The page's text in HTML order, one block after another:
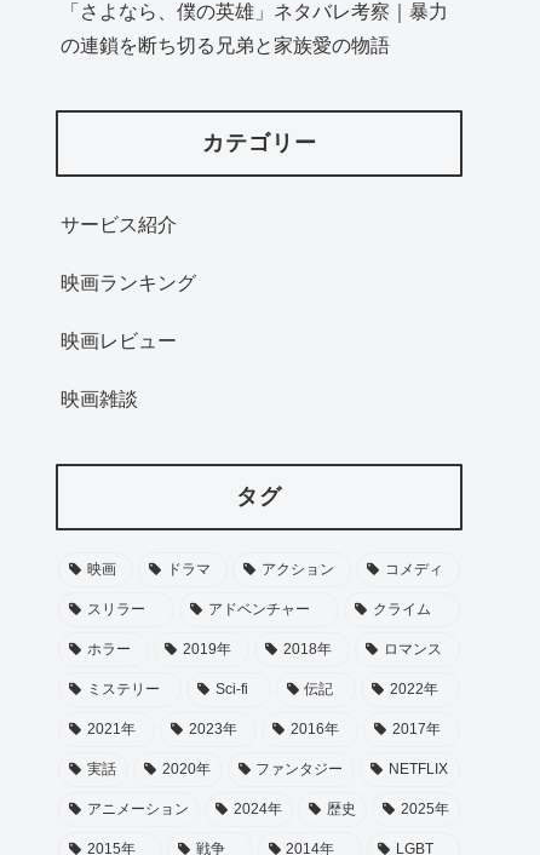
「さよなら、僕の英雄」ネタバレ考察｜暴力
の連鎖を断ち切る兄弟と家族愛の物語
カテゴリー
サービス紹介
映画ランキング
映画レビュー
映画雑談
タグ
映画 ドラマ アクション コメディ
スリラー アドベンチャー クライム
ホラー 2019年 2018年 ロマンス
ミステリー Sci-fi 伝記 2022年
2021年 2023年 2016年 2017年
実話 2020年 ファンタジー NETFLIX
アニメーション 2024年 歴史 2025年
2015年 戦争 2014年 LGBT